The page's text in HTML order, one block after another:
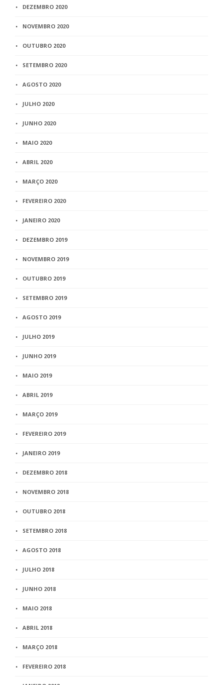
DEZEMBRO 2020
NOVEMBRO 2020
OUTUBRO 2020
SETEMBRO 2020
AGOSTO 2020
JULHO 2020
JUNHO 2020
MAIO 2020
ABRIL 2020
MARÇO 2020
FEVEREIRO 2020
JANEIRO 2020
DEZEMBRO 2019
NOVEMBRO 2019
OUTUBRO 2019
SETEMBRO 2019
AGOSTO 2019
JULHO 2019
JUNHO 2019
MAIO 2019
ABRIL 2019
MARÇO 2019
FEVEREIRO 2019
JANEIRO 2019
DEZEMBRO 2018
NOVEMBRO 2018
OUTUBRO 2018
SETEMBRO 2018
AGOSTO 2018
JULHO 2018
JUNHO 2018
MAIO 2018
ABRIL 2018
MARÇO 2018
FEVEREIRO 2018